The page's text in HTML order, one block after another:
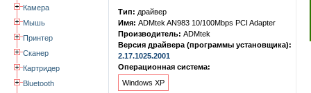
Камера
Мышь
Принтер
Сканер
Картридер
Bluetooth
Тип: драйвер
Имя: ADMtek AN983 10/100Mbps PCI Adapter
Производитель: ADMtek
Версия драйвера (программы установщика):
2.17.1025.2001
Операционная система:
Windows XP